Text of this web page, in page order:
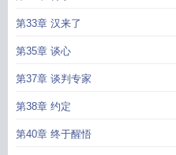
第33章 汉来了
第35章 谈心
第37章 谈判专家
第38章 约定
第40章 终于醒悟